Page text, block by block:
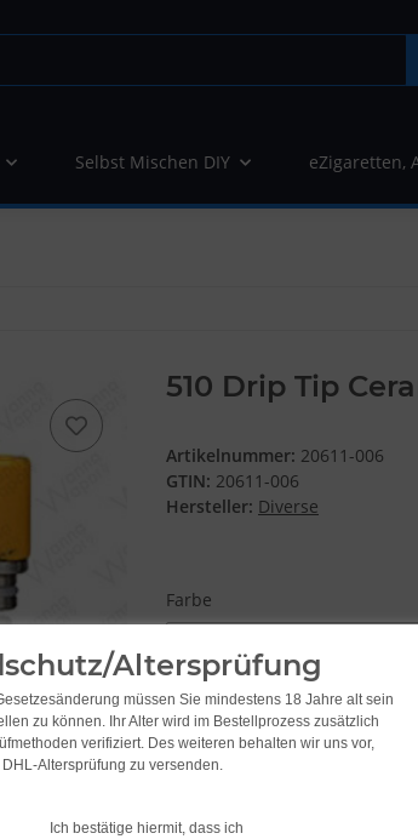
Selbst Mischen DIY eZigaretten,
510 Drip Tip
Artikelnummer: 20611-006
GTIN: 20611-006
Hersteller: Diverse
Farbe
5,99
Alter Preis: 9,45
Altersprüfung
müssen Sie mindestens 18 Jahre alt sein
zu können. Ihr Alter wird im Bestellprozess zusätzlich
verifiziert. Des weiteren behalten wir uns vor,
Altersprüfung zu versenden.
Ich bestätige hiermit, dass ich